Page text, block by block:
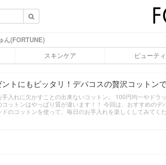
ん(FORTUNE)
スキンケア ビューティ
ントにもピッタリ！デパコスの贅沢コットン
手入れに欠かすことの出来ないコットン。 100円均一やドラ
コットンはやっぱり質が違います！！ 今回は、おすすめのデ
ドのコットンを使って、毎日のお手入れを楽しくしてみてく